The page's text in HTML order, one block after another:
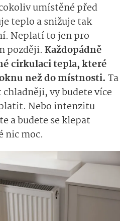
umístěné před
teplo a snižuje tak
Neplatí to jen pro
později. Každopádně
cirkulaci tepla, které
než do místnosti. Ta
vy budete více
Nebo intenzitu
a budete se klepat
nic moc.